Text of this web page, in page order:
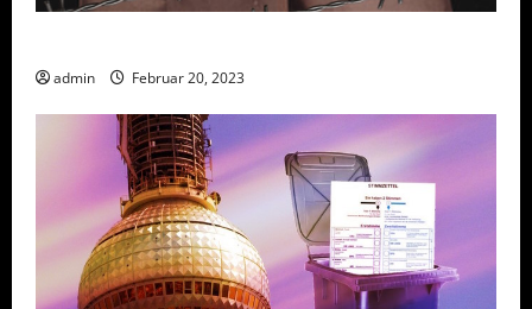
admin Februar 20, 2023